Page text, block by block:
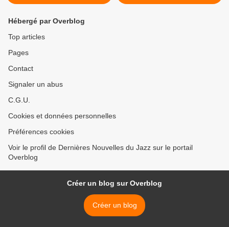
Hébergé par Overblog
Top articles
Pages
Contact
Signaler un abus
C.G.U.
Cookies et données personnelles
Préférences cookies
Voir le profil de Dernières Nouvelles du Jazz sur le portail
Overblog
Créer un blog sur Overblog
Créer un blog